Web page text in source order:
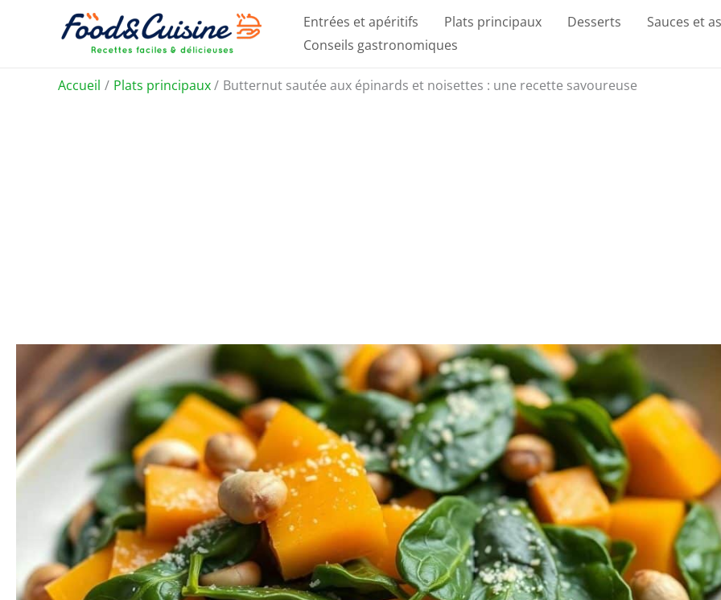
Entrées et apéritifs Plats principaux Desserts
Sauces et
Conseils gastronomiques
Accueil Plats principaux Butternut sautée aux épinards et noisettes : une recette savoureuse